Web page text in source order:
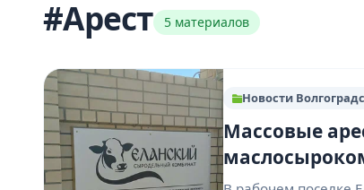
#Арест 5 материалов
Новости
Массовые